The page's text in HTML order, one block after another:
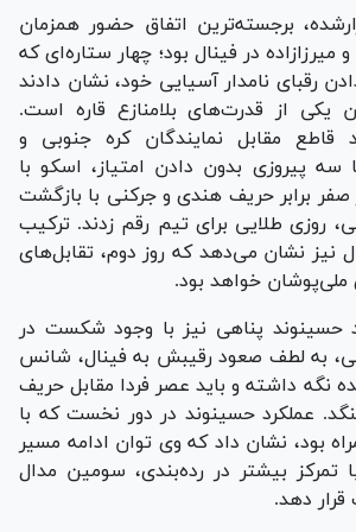
برجسته‌ترین اتفاق حضور همزمان
در فینال بود؛ چهار ستاره‌ای که
رقبای نامدار آسیایی خود، نشان دادند
یکی از قدرت‌های بلامنازع قاره است.
قاطع مقابل نمایندگان کره جنوبی و
سه پیروزی بدون دادن امتیاز، اسکو با
چشمگیر ۱۳ بر صفر برابر حریف هندی و جرکنی با بازگشت
روزی طلایی برای تیم رقم زدند. ترکیب
نیز نشان می‌دهد که روز دوم، تقابل‌های
خواهد بود.
حسینوند پناهی نیز با وجود شکست در
به لطف صعود رقیبش به فینال، شانس
نگه داشته و باید عصر فردا مقابل حریف
عملکرد حسینوند در دور نخست که با
صفر همراه بود، نشان داد که وی توان ادامه مسیر
تمرکز بیشتر در رده‌بندی، سومین مدال
دهد.